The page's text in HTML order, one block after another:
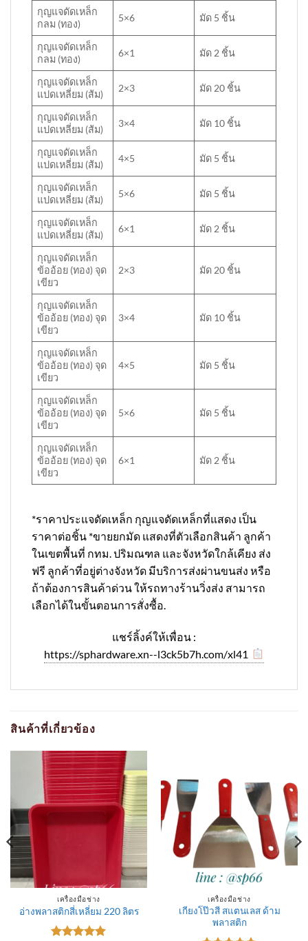
กุญแจดัดเหล็ก
กลม (ทอง)
5×6 มัด 5 ชิ้น
กุญแจดัดเหล็ก
กลม (ทอง)
6×1 มัด 2 ชิ้น
กุญแจดัดเหล็ก
แปดเหลี่ยม (ส้ม)
2×3 มัด 20 ชิ้น
กุญแจดัดเหล็ก
แปดเหลี่ยม (ส้ม)
3×4 มัด 10 ชิ้น
กุญแจดัดเหล็ก
แปดเหลี่ยม (ส้ม)
4×5 มัด 5 ชิ้น
กุญแจดัดเหล็ก
แปดเหลี่ยม (ส้ม)
5×6 มัด 5 ชิ้น
กุญแจดัดเหล็ก
แปดเหลี่ยม (ส้ม)
6×1 มัด 2 ชิ้น
กุญแจดัดเหล็ก
ข้ออ้อย (ทอง) จุด
เขียว
2×3 มัด 20 ชิ้น
กุญแจดัดเหล็ก
ข้ออ้อย (ทอง) จุด
เขียว
3×4 มัด 10 ชิ้น
กุญแจดัดเหล็ก
ข้ออ้อย (ทอง) จุด
เขียว
4×5 มัด 5 ชิ้น
กุญแจดัดเหล็ก
ข้ออ้อย (ทอง) จุด
เขียว
5×6 มัด 5 ชิ้น
กุญแจดัดเหล็ก
ข้ออ้อย (ทอง) จุด
เขียว
6×1 มัด 2 ชิ้น
*ราคาประแจดัดเหล็ก กุญแจดัดเหล็กที่แสดง เป็น
ราคาต่อชิ้น *ขายยกมัด แสดงที่ตัวเลือกสินค้า ลูกค้า
ในเขตพื้นที่ กทม. ปริมณฑล และจังหวัดใกล้เคียง ส่ง
ฟรี ลูกค้าที่อยู่ต่างจังหวัด มีบริการส่งผ่านขนส่ง หรือ
ถ้าต้องการสินค้าด่วน ให้รถทางร้านวิ่งส่ง สามารถ
เลือกได้ในขั้นตอนการสั่งซื้อ.
แชร์ลิ้งค์ให้เพื่อน :
https://sphardware.xn--l3ck5b7h.com/xl41
สินค้าที่เกี่ยวข้อง
เครื่องมือช่าง
อ่างพลาสติกสี่เหลี่ยม 220 ลิตร
เครื่องมือช่าง
เกียงโป๊วสี สแตนเลส ด้าม
พลาสติก